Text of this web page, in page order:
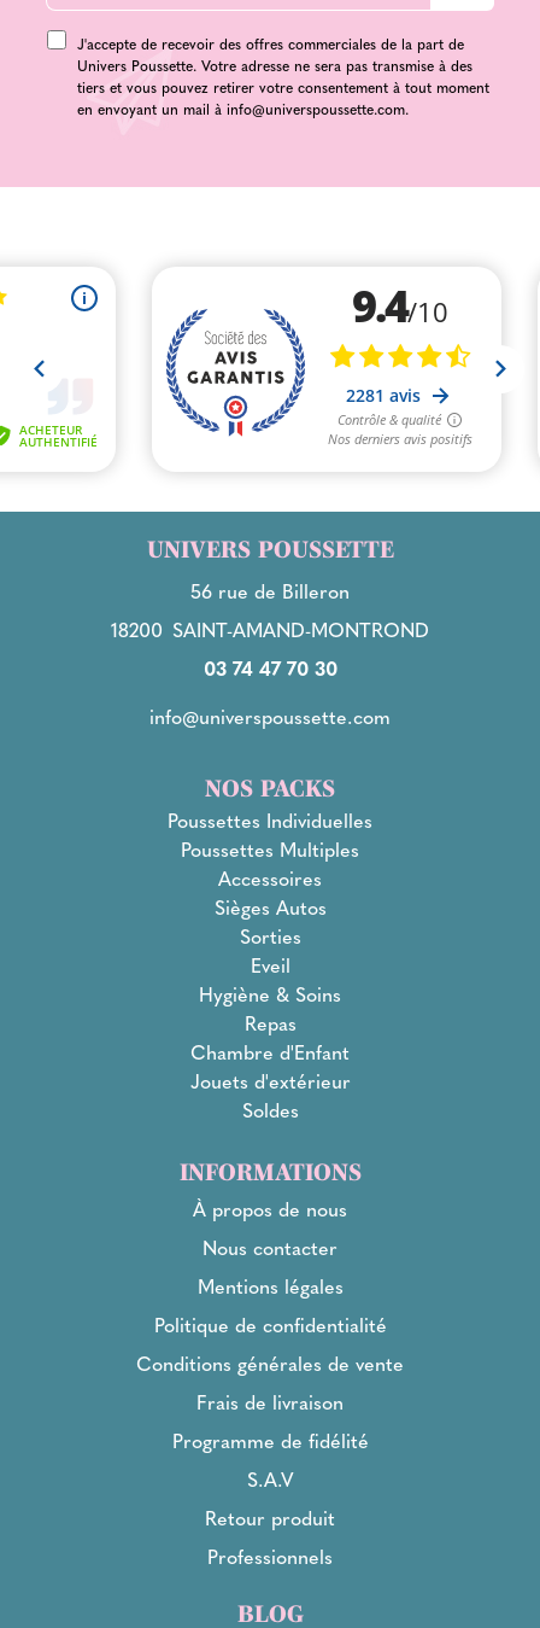
J'accepte de recevoir des offres commerciales de la part de
Univers Poussette. Votre adresse ne sera pas transmise à des
tiers et vous pouvez retirer votre consentement à tout moment
en envoyant un mail à info@universpoussette.com.
UNIVERS POUSSETTE
56 rue de Billeron
18200 SAINT-AMAND-MONTROND
03 74 47 70 30
info@universpoussette.com
NOS PACKS
Poussettes Individuelles
Poussettes Multiples
Accessoires
Sièges Autos
Sorties
Eveil
Hygiène & Soins
Repas
Chambre d'Enfant
Jouets d'extérieur
Soldes
INFORMATIONS
À propos de nous
Nous contacter
Mentions légales
Politique de confidentialité
Conditions générales de vente
Frais de livraison
Programme de fidélité
S.A.V
Retour produit
Professionnels
BLOG